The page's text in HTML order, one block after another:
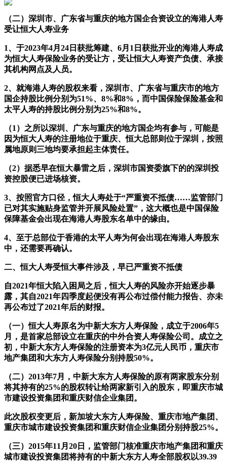
（二）深圳市、广东省与重庆的地方国企合资设立的海港人寿
受让恒大人寿业务
1、于2023年4月24日获批筹建、6月1日获批开业的海港人寿成
为恒大人寿保险业务的受让方，受让恒大人寿资产负债、承接
其机构网点及人员。
2、就海港人寿的股权来看，深圳市、广东省与重庆市的地方
国企持股比例分别为51%、8%和8%，而中国保险保险基金和
太平人寿的持股比例分别为25%和8%。
（1）之所以深圳、广东与重庆的地方国企均有参与，可能是
因为恒大人寿的注册地位于重庆、恒大总部则位于深圳，按照
属地原则三地均要承担起主体责任。
（2）据悉早在恒大暴雷之后，深圳市国资委旗下的的深圳投
资控股便已进场核资。
3、按照官方口径，恒大人寿处于“严重资不抵债……监管部门
已对其实施贴身监管并开展风险处置”，这大概也是中国保险
保障基金会出现在海港人寿股东名单中的缘由。
4、至于总部位于香港的太平人寿为何会出现在海港人寿股东
中，还需要再确认。
二、恒大人寿受恒大事件涉及，早已严重资不抵债
自2021年恒大陷入困局之后，恒大人寿的风险亦开始逐步暴
露，其自2021年四季度起便没有再公布过偿付能力报告、亦未
再公布过了2021年后的财报。
（一）恒大人寿原名为中新大东方人寿保险，成立于2006年5
月，是首家总部设立在重庆的中外合资人寿保险公司。成立之
初，中新大东方人寿保险的注册资本为3亿元人民币，重庆市
地产集团和大东方人寿保险分别持股50%。
（二）2013年7月，中新大东方人寿保险的原有两家股东分别
将其持有的25%的股权转让给两家新引入的股东，即重庆市城
市建设投资集团和重庆财信企业集团。
此次股权变更后，新加坡大东方人寿保险、重庆市地产集团、
重庆市城市建设投资集团和重庆财信企业集团分别持股25%。
（三）2015年11月20日，监管部门核准重庆市地产集团和重庆
城市建设投资集团将持有的中新大东方人寿全部股权以39.39